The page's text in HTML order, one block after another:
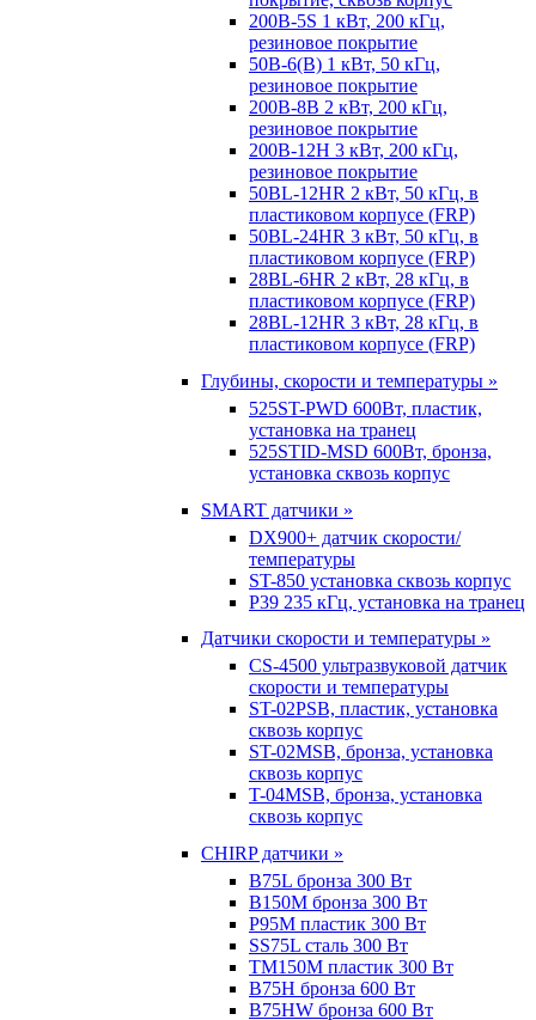
200B-5S 1 кВт, 200 кГц,
резиновое покрытие
50B-6(B) 1 кВт, 50 кГц,
резиновое покрытие
200B-8B 2 кВт, 200 кГц,
резиновое покрытие
200B-12H 3 кВт, 200 кГц,
резиновое покрытие
50BL-12HR 2 кВт, 50 кГц, в
пластиковом корпусе (FRP)
50BL-24HR 3 кВт, 50 кГц, в
пластиковом корпусе (FRP)
28BL-6HR 2 кВт, 28 кГц, в
пластиковом корпусе (FRP)
28BL-12HR 3 кВт, 28 кГц, в
пластиковом корпусе (FRP)
Глубины, скорости и температуры »
525ST-PWD 600Вт, пластик,
установка на транец
525STID-MSD 600Вт, бронза,
установка сквозь корпус
SMART датчики »
DX900+ датчик скорости/
температуры
ST-850 установка сквозь корпус
P39 235 кГц, установка на транец
Датчики скорости и температуры »
CS-4500 ультразвуковой датчик
скорости и температуры
ST-02PSB, пластик, установка
сквозь корпус
ST-02MSB, бронза, установка
сквозь корпус
T-04MSB, бронза, установка
сквозь корпус
CHIRP датчики »
B75L бронза 300 Вт
B150M бронза 300 Вт
P95M пластик 300 Вт
SS75L сталь 300 Вт
TM150M пластик 300 Вт
B75H бронза 600 Вт
B75HW бронза 600 Вт